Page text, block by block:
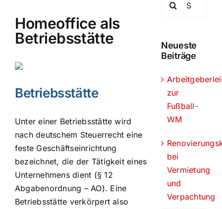
Homeoffice als
Betriebsstätte
Betriebsstätte
Unter einer Betriebsstätte wird
nach deutschem Steuerrecht eine
feste Geschäftseinrichtung
bezeichnet, die der Tätigkeit eines
Unternehmens dient (§ 12
Abgabenordnung – AO). Eine
Betriebsstätte verkörpert also
nach:
Neueste
Beiträge
zur
Fußball-
WM
bei
Vermietung
und
Verpachtung